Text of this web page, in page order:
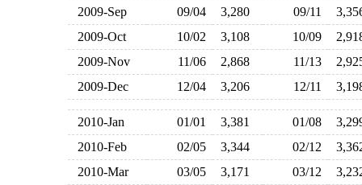
2009-Sep
09/04 3,280 09/11
2009-Oct
10/02 3,108 10/09
2009-Nov
11/06 2,868 11/13
2009-Dec
12/04 3,206 12/11
2010-Jan 01/01 3,381 01/08
2010-Feb
02/05 3,344 02/12
2010-Mar
03/05 3,171 03/12